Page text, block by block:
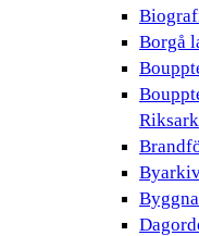
Borgå